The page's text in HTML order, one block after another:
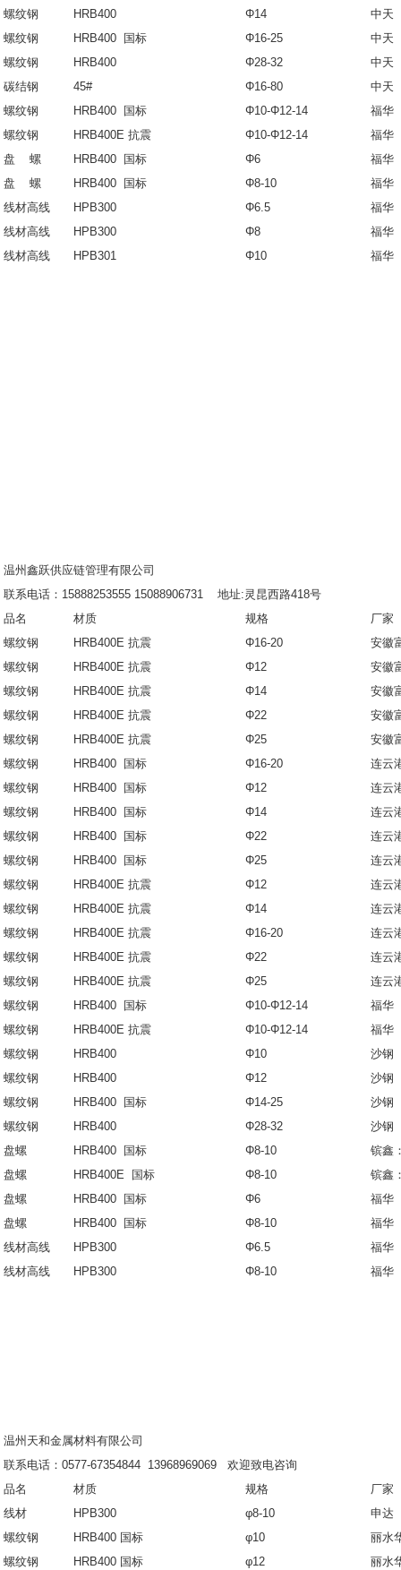
螺纹钢 HRB400 Φ14
中天
螺纹钢
HRB400 国标 Φ16-25
中天
螺纹钢
HRB400 Φ28-32
中天
碳结钢
45# Φ16-80
中天
螺纹钢
HRB400 国标 Φ10-Φ12-14
福华
螺纹钢
HRB400E 抗震 Φ10-Φ12-14
福华
盘 螺
HRB400 国标 Φ6
福华
盘 螺
HRB400 国标 Φ8-10
福华
线材高线
HPB300 Φ6.5
福华
线材高线
HPB300 Φ8
福华
线材高线
HPB301 Φ10 福华
温州鑫跃供应链管理有限公司
联系电话：15888253555 15088906731 地址:灵昆西路418号
品名
材质 规格
厂家
螺纹钢
HRB400E 抗震 Φ16-20
安徽
螺纹钢
HRB400E 抗震 Φ12
安徽
螺纹钢
HRB400E 抗震 Φ14
安徽
螺纹钢
HRB400E 抗震 Φ22
安徽
螺纹钢
HRB400E 抗震 Φ25
安徽
螺纹钢
HRB400 国标 Φ16-20
连云
螺纹钢
HRB400 国标 Φ12
连云
螺纹钢
HRB400 国标 Φ14
连云
螺纹钢
HRB400 国标 Φ22
连云
螺纹钢
HRB400 国标 Φ25
连云
螺纹钢
HRB400E 抗震 Φ12
连云
螺纹钢
HRB400E 抗震 Φ14
连云
螺纹钢
HRB400E 抗震 Φ16-20
连云
螺纹钢
HRB400E 抗震 Φ22
连云
螺纹钢
HRB400E 抗震 Φ25
连云
螺纹钢
HRB400 国标 Φ10-Φ12-14
福华
螺纹钢
HRB400E 抗震 Φ10-Φ12-14
福华
螺纹钢
HRB400 Φ10
沙钢
螺纹钢
HRB400 Φ12
沙钢
螺纹钢
HRB400 国标 Φ14-25
沙钢
螺纹钢
HRB400 Φ28-32
沙钢
盘螺
HRB400 国标 Φ8-10
镔鑫
盘螺
HRB400E 国标 Φ8-10
镔鑫
盘螺
HRB400 国标 Φ6
福华
盘螺
HRB400 国标 Φ8-10
福华
线材高线
HPB300 Φ6.5
福华
线材高线
HPB300 Φ8-10 福华
温州天和金属材料有限公司
联系电话：0577-67354844 13968969069 欢迎致电咨询
品名
材质 规格
厂家
线材
HPB300 φ8-10
申达
螺纹钢
HRB400 国标 φ10
丽水
螺纹钢
HRB400 国标 φ12
丽水